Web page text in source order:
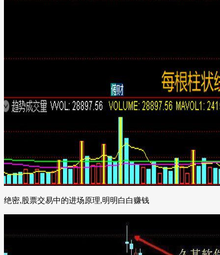
绝密,股票交易中的进场原理,明明白白赚钱